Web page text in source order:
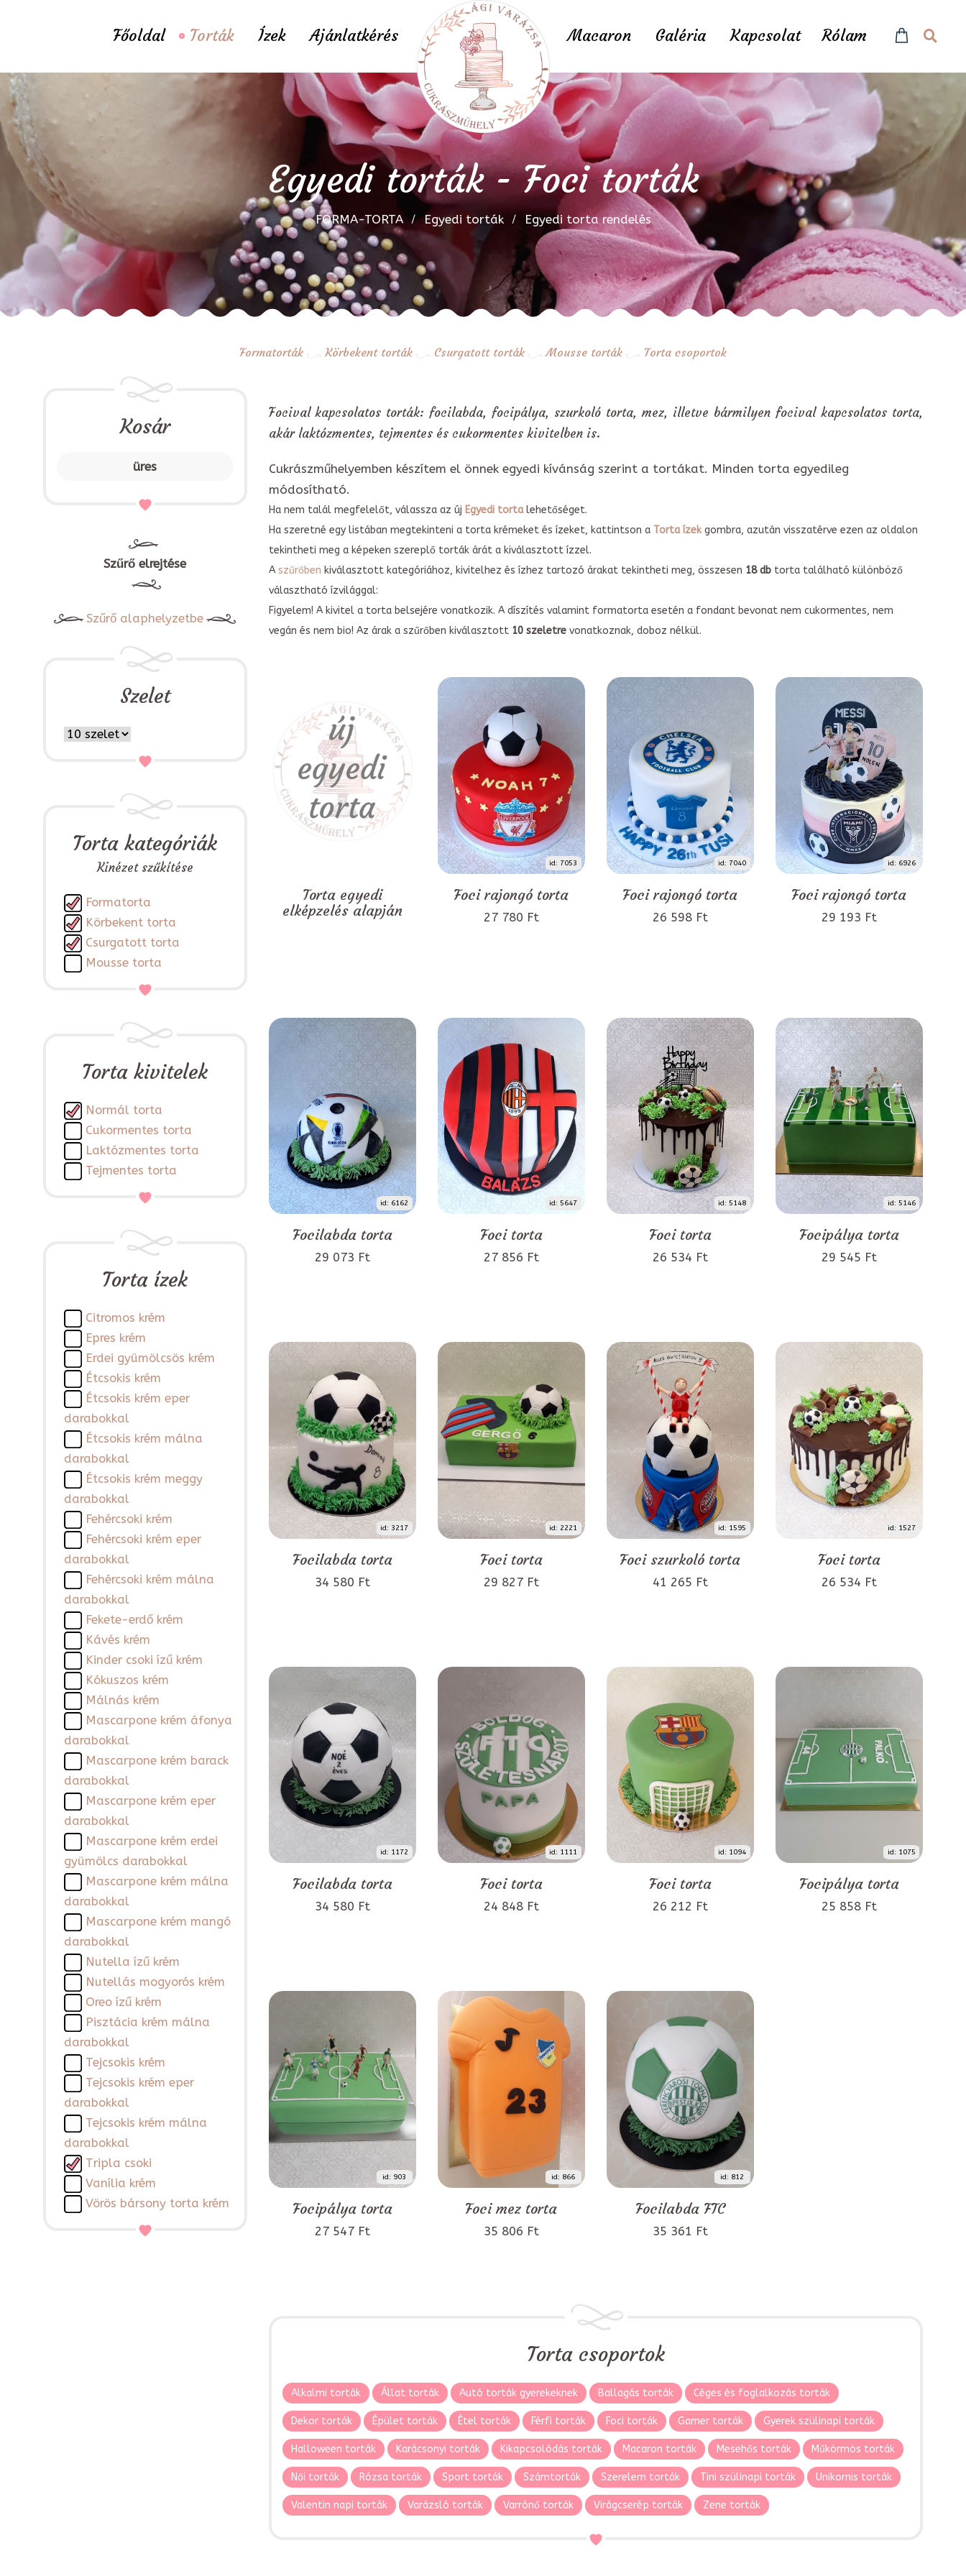
Főoldal Torták Ízek Ajánlatkérés Macaron Galéria Kapcsolat Rólam
Egyedi torták - Foci torták
FORMA-TORTA Egyedi torták Egyedi torta rendelés
Formatorták Körbekent torták Csurgatott torták Mousse torták Torta csoportok
Kosár
üres
Szűrő elrejtése
Szűrő alaphelyzetbe
Szelet
Torta kategóriák
Kinézet szűkítése
Formatorta
Körbekent torta
Csurgatott torta
Mousse torta
Torta kivitelek
Normál torta
Cukormentes torta
Laktózmentes torta
Tejmentes torta
Torta ízek
Citromos krém
Epres krém
Erdei gyümölcsös krém
Étcsokis krém
Étcsokis krém eper
darabokkal
Étcsokis krém málna
darabokkal
Étcsokis krém meggy
darabokkal
Fehércsoki krém
Fehércsoki krém eper
darabokkal
Fehércsoki krém málna
darabokkal
Fekete-erdő krém
Kávés krém
Kinder csoki ízű krém
Kókuszos krém
Málnás krém
Mascarpone krém áfonya
darabokkal
Mascarpone krém barack
darabokkal
Mascarpone krém eper
darabokkal
Mascarpone krém erdei
gyümölcs darabokkal
Mascarpone krém málna
darabokkal
Mascarpone krém mangó
darabokkal
Nutella ízű krém
Nutellás mogyorós krém
Oreo ízű krém
Pisztácia krém málna
darabokkal
Tejcsokis krém
Tejcsokis krém eper
darabokkal
Tejcsokis krém málna
darabokkal
Tripla csoki
Vanília krém
Vörös bársony torta krém
Focival kapcsolatos torták: focilabda, focipálya, szurkoló torta, mez, illetve bármilyen focival kapcsolatos torta,
akár laktózmentes, tejmentes és cukormentes kivitelben is.
Cukrászműhelyemben készítem el önnek egyedi kívánság szerint a tortákat. Minden torta egyedileg
módosítható.
Ha nem talál megfelelőt, válassza az új Egyedi tortalehetőséget.
Ha szeretné egy listában megtekinteni a torta krémeket és ízeket, kattintson a Torta ízekgombra, azután visszatérve ezen az oldalon
tekintheti meg a képeken szereplő torták árát a kiválasztott ízzel.
A szűrőben kiválasztott kategóriához, kivitelhez és ízhez tartozó árakat tekintheti meg, összesen 18 dbtorta található különböző
választható ízvilággal:
Figyelem! A kivitel a torta belsejére vonatkozik. A díszítés valamint formatorta esetén a fondant bevonat nem cukormentes, nem
vegán és nem bio! Az árak a szűrőben kiválasztott 10 szeletrevonatkoznak, doboz nélkül.
Torta egyedi
elképzelés alapján
id: 7053
Foci rajongó torta
27 780 Ft
id: 7040
Foci rajongó torta
26 598 Ft
id: 6926
Foci rajongó torta
29 193 Ft
id: 6162
Focilabda torta
29 073 Ft
id: 5647
Foci torta
27 856 Ft
id: 5148
Foci torta
26 534 Ft
id: 5146
Focipálya torta
29 545 Ft
id: 3217
Focilabda torta
34 580 Ft
id: 2221
Foci torta
29 827 Ft
id: 1595
Foci szurkoló torta
41 265 Ft
id: 1527
Foci torta
26 534 Ft
id: 1172
Focilabda torta
34 580 Ft
id: 1111
Foci torta
24 848 Ft
id: 1094
Foci torta
26 212 Ft
id: 1075
Focipálya torta
25 858 Ft
id: 903
Focipálya torta
27 547 Ft
id: 866
Foci mez torta
35 806 Ft
id: 812
Focilabda FTC
35 361 Ft
Torta csoportok
Alkalmi torták Állat torták Autó torták gyerekeknek Ballagás torták Céges és foglalkozás torták
Dekor torták Épület torták Étel torták Férfi torták Foci torták Gamer torták Gyerek szülinapi torták
Halloween torták Karácsonyi torták Kikapcsolódás torták Macaron torták Mesehős torták Műkörmös torták
Női torták Rózsa torták Sport torták Számtorták Szerelem torták Tini szülinapi torták Unikornis torták
Valentin napi torták Varázsló torták Varrónő torták Virágcserép torták Zene torták